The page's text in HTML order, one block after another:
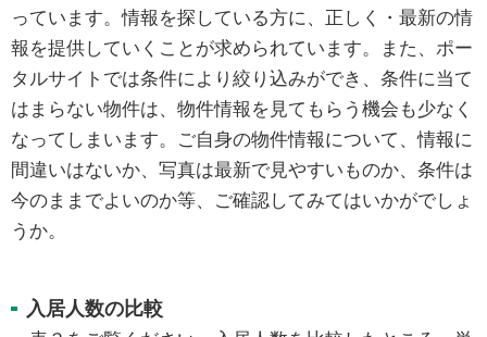
っています。情報を探している方に、正しく・最新の情
報を提供していくことが求められています。また、ポー
タルサイトでは条件により絞り込みができ、条件に当て
はまらない物件は、物件情報を見てもらう機会も少なく
なってしまいます。ご自身の物件情報について、情報に
間違いはないか、写真は最新で見やすいものか、条件は
今のままでよいのか等、ご確認してみてはいかがでしょ
うか。
入居人数の比較